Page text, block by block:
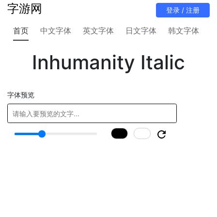
字游网
首页 中文字体 英文字体 日文字体 韩文字体
Inhumanity Italic
字体预览